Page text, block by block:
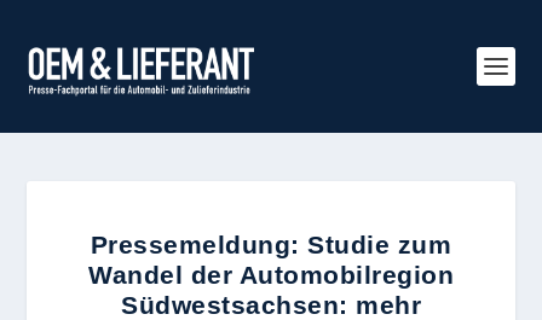
Pressemeldung: Studie zum
Wandel der Automobilregion
Südwestsachsen: mehr